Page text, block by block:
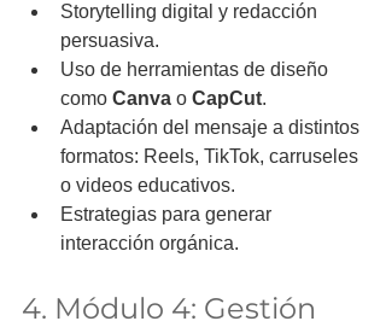
Storytelling digital y redacción
persuasiva.
Uso de herramientas de diseño
como Canva o CapCut.
Adaptación del mensaje a distintos
formatos: Reels, TikTok, carruseles
o videos educativos.
Estrategias para generar
interacción orgánica.
4. Módulo 4: Gestión